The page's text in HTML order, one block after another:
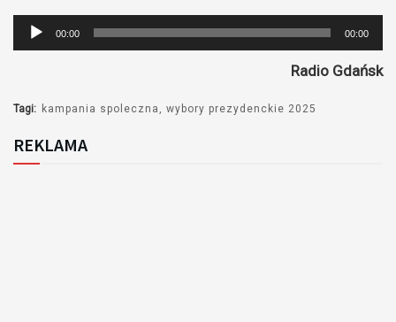
Odtwarzacz
plików
00:00 00:00
Radio Gdańsk
Tagi: kampania spoleczna wybory prezydenckie 2025
REKLAMA